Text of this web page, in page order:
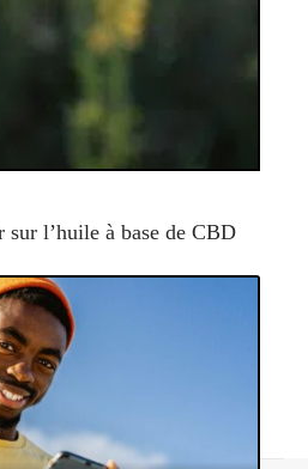
sur l’huile à base de CBD